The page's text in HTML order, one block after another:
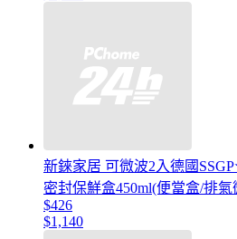
新錸家居 可微波2入德國
密封保鮮盒450ml(便當盒/排
$426
$1,140